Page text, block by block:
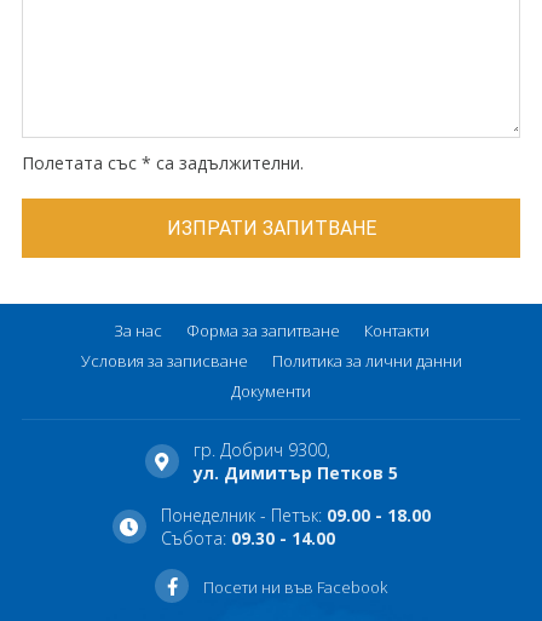
Полетата със * са задължителни.
За нас Форма за запитване
Контакти
Условия за записване
Политика за лични данни
Документи
гр. Добрич 9300,
ул. Димитър Петков 5
Понеделник - Петък: 09.00 - 18.00
Събота: 09.30 - 14.00
Посети ни във Facebook